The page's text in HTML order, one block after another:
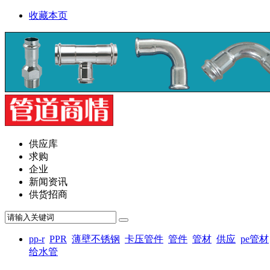
收藏本页
供应库
求购
企业
新闻资讯
供货招商
pp-r PPR 薄壁不锈钢 卡压管件 管件 管材 供应 pe管材
给水管